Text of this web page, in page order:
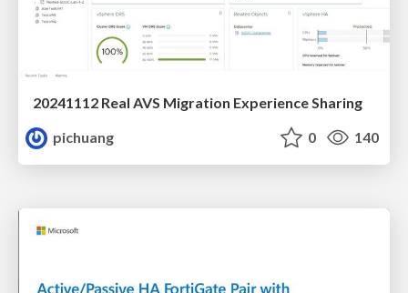
20241112 Real AVS Migration Experience Sharing
pichuang
0 140